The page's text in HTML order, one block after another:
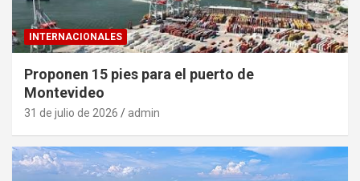
INTERNACIONALES
Proponen 15 pies para el puerto de
Montevideo
31 de julio de 2026 admin